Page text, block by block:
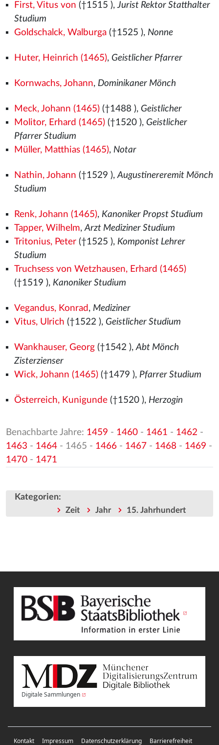
First, Vitus von (†1515 ),Jurist Rektor Statthalter
Studium
Goldschalck, Walburga(†1525 ), Nonne
Huter, Heinrich (1465), Geistlicher Pfarrer
Kornwachs, Johann, Dominikaner Mönch
Meck, Johann (1465)(†1488 ), Geistlicher
Molitor, Erhard (1465)(†1520 ), Geistlicher
Pfarrer Studium
Müller, Matthias (1465), Notar
Nathin, Johann (†1529 ),Augustinereremit Mönch
Studium
Renk, Johann (1465), Kanoniker Propst Studium
Tapper, Wilhelm,Arzt Mediziner Studium
Tritonius, Peter(†1525 ), Komponist Lehrer
Studium
Truchsess von Wetzhausen, Erhard (1465)
(†1519 ), Kanoniker Studium
Vegandus, Konrad , Mediziner
Vitus, Ulrich (†1522 ), Geistlicher Studium
Wankhauser, Georg(†1542 ),Abt Mönch
Zisterzienser
Wick, Johann (1465)(†1479 ), Pfarrer Studium
Österreich, Kunigunde(†1520 ), Herzogin
Benachbarte Jahre: 1459 - 1460 - 1461 - 1462 -
1463 - 1464 - 1465 - 1466 - 1467 - 1468 - 1469 -
1470 - 1471
Kategorien:
Zeit Jahr 15. Jahrhundert
Digitale Sammlungen
Kontakt Impressum Datenschutzerklärung Barrierefreiheit